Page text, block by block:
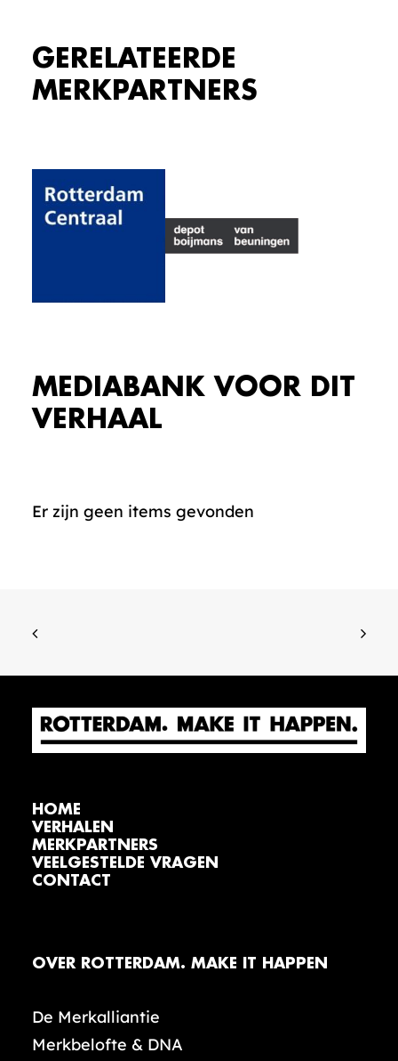
GERELATEERDE
MERKPARTNERS
MEDIABANK VOOR DIT
VERHAAL
Er zijn geen items gevonden
HOME
VERHALEN
MERKPARTNERS
VEELGESTELDE VRAGEN
CONTACT
OVER ROTTERDAM. MAKE IT HAPPEN
De Merkalliantie
Merkbelofte & DNA